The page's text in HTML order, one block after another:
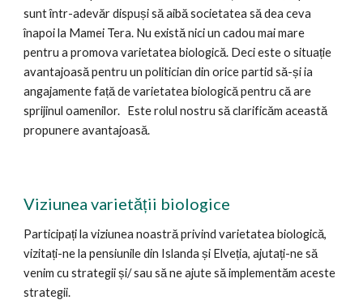
sunt într-adevăr dispuși să aibă societatea să dea ceva
înapoi la Mamei Tera. Nu există nici un cadou mai mare
pentru a promova varietatea biologică. Deci este o situație
avantajoasă pentru un politician din orice partid să-și ia
angajamente față de varietatea biologică pentru că are
sprijinul oamenilor. Este rolul nostru să clarificăm această
propunere avantajoasă.
Viziunea varietății biologice
Participați la viziunea noastră privind varietatea biologică,
vizitați-ne la pensiunile din Islanda și Elveția, ajutați-ne să
venim cu strategii și/ sau să ne ajute să implementăm aceste
strategii.